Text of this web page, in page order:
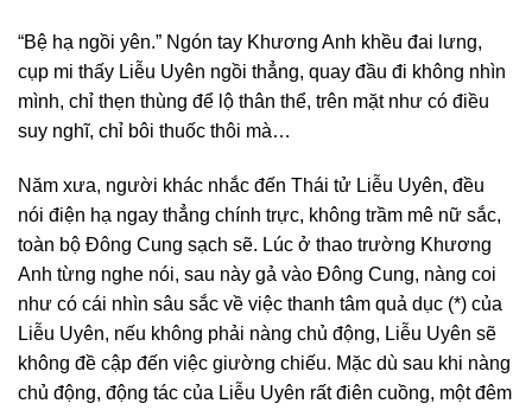
“Bệ hạ ngồi yên.” Ngón tay Khương Anh khều đai lưng,
cụp mi thấy Liễu Uyên ngồi thẳng, quay đầu đi không nhìn
mình, chỉ thẹn thùng để lộ thân thể, trên mặt như có điều
suy nghĩ, chỉ bôi thuốc thôi mà…
Năm xưa, người khác nhắc đến Thái tử Liễu Uyên, đều
nói điện hạ ngay thẳng chính trực, không trầm mê nữ sắc,
toàn bộ Đông Cung sạch sẽ. Lúc ở thao trường Khương
Anh từng nghe nói, sau này gả vào Đông Cung, nàng coi
như có cái nhìn sâu sắc về việc thanh tâm quả dục (*) của
Liễu Uyên, nếu không phải nàng chủ động, Liễu Uyên sẽ
không đề cập đến việc giường chiếu. Mặc dù sau khi nàng
chủ động, động tác của Liễu Uyên rất điên cuồng, một đêm